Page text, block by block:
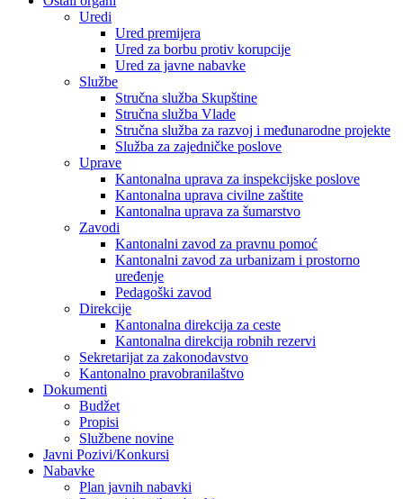
Uredi
Ured premijera
Ured za borbu protiv korupcije
Ured za javne nabavke
Službe
Stručna služba Skupštine
Stručna služba Vlade
Stručna služba za razvoj i međunarodne projekte
Služba za zajedničke poslove
Uprave
Kantonalna uprava za inspekcijske poslove
Kantonalna uprava civilne zaštite
Kantonalna uprava za šumarstvo
Zavodi
Kantonalni zavod za pravnu pomoć
Kantonalni zavod za urbanizam i prostorno
uređenje
Pedagoški zavod
Direkcije
Kantonalna direkcija za ceste
Kantonalna direkcija robnih rezervi
Sekretarijat za zakonodavstvo
Kantonalno pravobranilaštvo
Dokumenti
Budžet
Propisi
Službene novine
Javni Pozivi/Konkursi
Nabavke
Plan javnih nabavki